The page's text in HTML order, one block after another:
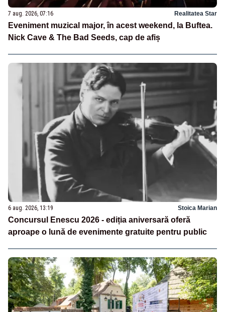
7 aug. 2026, 07:16 Realitatea Star
Eveniment muzical major, în acest weekend, la Buftea.
Nick Cave & The Bad Seeds, cap de afiș
6 aug. 2026, 13:19 Stoica Marian
Concursul Enescu 2026 - ediția aniversară oferă
aproape o lună de evenimente gratuite pentru public